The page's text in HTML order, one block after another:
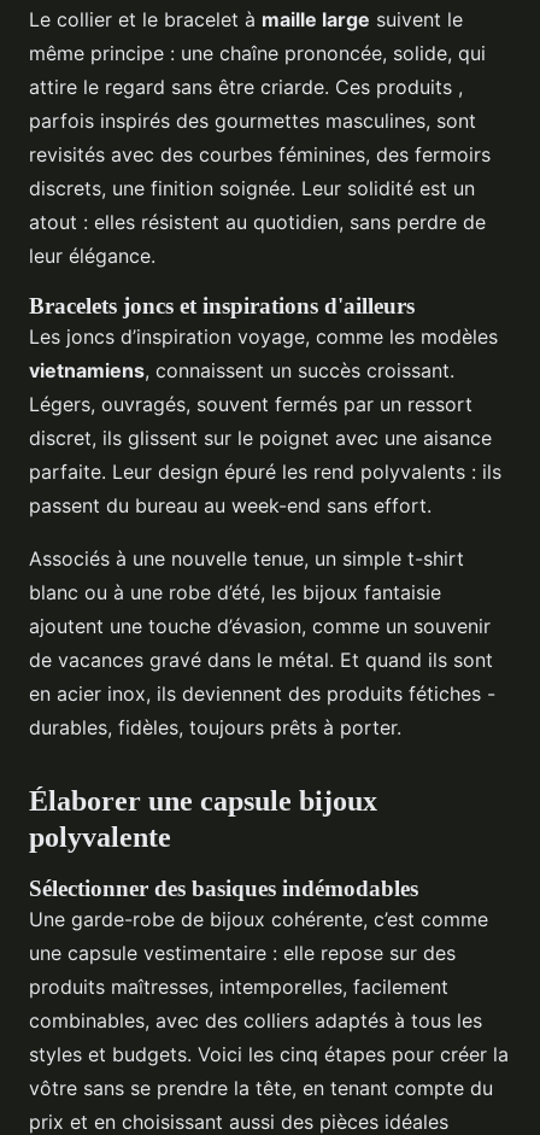
Le collier et le bracelet à maille large suivent le
même principe : une chaîne prononcée, solide, qui
attire le regard sans être criarde. Ces produits ,
parfois inspirés des gourmettes masculines, sont
revisités avec des courbes féminines, des fermoirs
discrets, une finition soignée. Leur solidité est un
atout : elles résistent au quotidien, sans perdre de
leur élégance.
Bracelets joncs et inspirations d'ailleurs
Les joncs d’inspiration voyage, comme les modèles
vietnamiens, connaissent un succès croissant.
Légers, ouvragés, souvent fermés par un ressort
discret, ils glissent sur le poignet avec une aisance
parfaite. Leur design épuré les rend polyvalents : ils
passent du bureau au week-end sans effort.
Associés à une nouvelle tenue, un simple t-shirt
blanc ou à une robe d’été, les bijoux fantaisie
ajoutent une touche d’évasion, comme un souvenir
de vacances gravé dans le métal. Et quand ils sont
en acier inox, ils deviennent des produits fétiches -
durables, fidèles, toujours prêts à porter.
Élaborer une capsule bijoux
polyvalente
Sélectionner des basiques indémodables
Une garde-robe de bijoux cohérente, c’est comme
une capsule vestimentaire : elle repose sur des
produits maîtresses, intemporelles, facilement
combinables, avec des colliers adaptés à tous les
styles et budgets. Voici les cinq étapes pour créer la
vôtre sans se prendre la tête, en tenant compte du
prix et en choisissant aussi des pièces idéales